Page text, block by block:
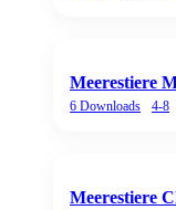
Meerestiere
6 Downloads 4-8
Meerestiere